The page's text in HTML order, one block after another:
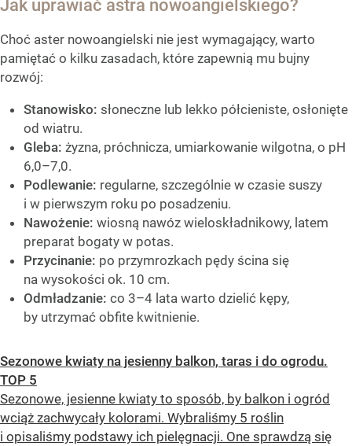
Jak uprawiać astra nowoangielskiego?
Choć aster nowoangielski nie jest wymagający, warto
pamiętać o kilku zasadach, które zapewnią mu bujny
rozwój:
Stanowisko: słoneczne lub lekko półcieniste, osłonięte
od wiatru.
Gleba: żyzna, próchnicza, umiarkowanie wilgotna, o pH
6,0–7,0.
Podlewanie: regularne, szczególnie w czasie suszy
i w pierwszym roku po posadzeniu.
Nawożenie: wiosną nawóz wieloskładnikowy, latem
preparat bogaty w potas.
Przycinanie: po przymrozkach pędy ścina się
na wysokości ok. 10 cm.
Odmładzanie: co 3–4 lata warto dzielić kępy,
by utrzymać obfite kwitnienie.
Sezonowe kwiaty na jesienny balkon, taras i do ogrodu.
TOP 5
Sezonowe, jesienne kwiaty to sposób, by balkon i ogród
wciąż zachwycały kolorami. Wybraliśmy 5 roślin
i opisaliśmy podstawy ich pielęgnacji. One sprawdzą się